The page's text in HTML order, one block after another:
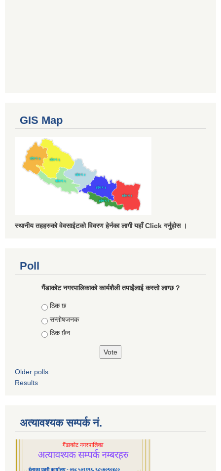
GIS Map
स्थानीय तहहरुको वेवसाईटको विवरण हेर्नका लागी यहाँ Click गर्नुहोस ।
Poll
गैंडाकोट नगरपालिकाको कार्यशैली तपाईंलाई कस्तो लाग्छ ?
Choices
ठिक छ
सन्तोषजनक
ठिक छैन
Older polls
Results
अत्यावश्यक सम्पर्क नं.